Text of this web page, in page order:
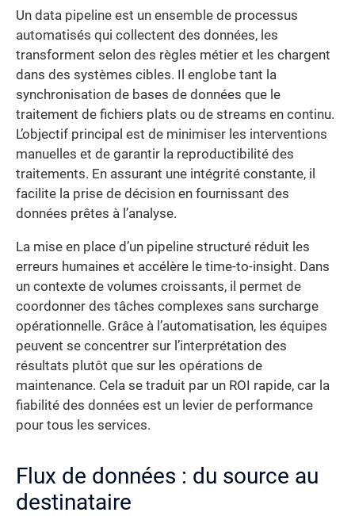
Un data pipeline est un ensemble de processus
automatisés qui collectent des données, les
transforment selon des règles métier et les chargent
dans des systèmes cibles. Il englobe tant la
synchronisation de bases de données que le
traitement de fichiers plats ou de streams en continu.
L’objectif principal est de minimiser les interventions
manuelles et de garantir la reproductibilité des
traitements. En assurant une intégrité constante, il
facilite la prise de décision en fournissant des
données prêtes à l’analyse.
La mise en place d’un pipeline structuré réduit les
erreurs humaines et accélère le time-to-insight. Dans
un contexte de volumes croissants, il permet de
coordonner des tâches complexes sans surcharge
opérationnelle. Grâce à l’automatisation, les équipes
peuvent se concentrer sur l’interprétation des
résultats plutôt que sur les opérations de
maintenance. Cela se traduit par un ROI rapide, car la
fiabilité des données est un levier de performance
pour tous les services.
Flux de données : du source au
destinataire